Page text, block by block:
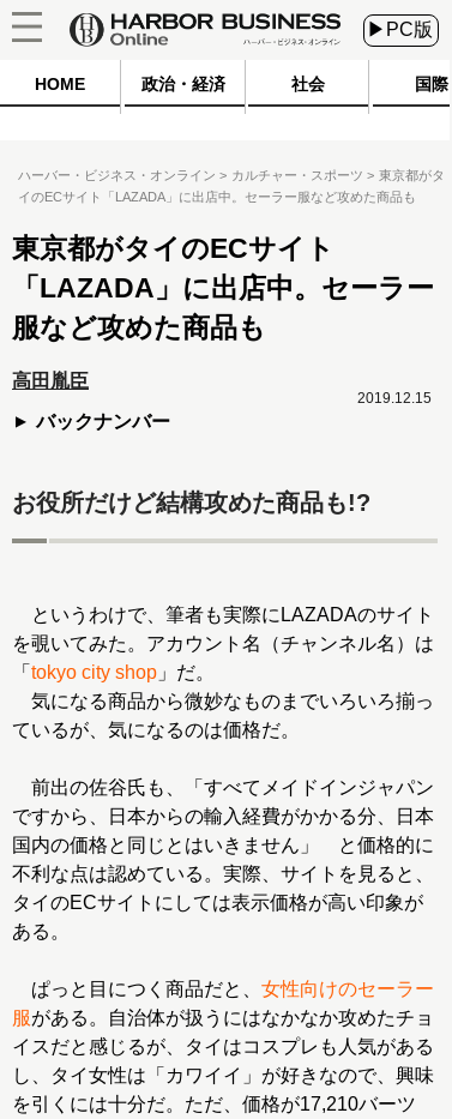
▶PC版
HOME 政治・経済 社会 国際
ハーバー・ビジネス・オンライン カルチャー・スポーツ
東京都がタ
イのECサイト「LAZADA」に出店中。セーラー服など攻めた商品も
東京都がタイのECサイト
「LAZADA」に出店中。セーラー
服など攻めた商品も
高田胤臣
バックナンバー
2019.12.15
お役所だけど結構攻めた商品も!?
というわけで、筆者も実際にLAZADAのサイト
を覗いてみた。アカウント名（チャンネル名）は
「 tokyo city shop 」だ。
気になる商品から微妙なものまでいろいろ揃っ
ているが、気になるのは価格だ。
前出の佐谷氏も、「すべてメイドインジャパン
ですから、日本からの輸入経費がかかる分、日本
国内の価格と同じとはいきません」 と価格的に
不利な点は認めている。実際、サイトを見ると、
タイのECサイトにしては表示価格が高い印象が
ある。
ぱっと目につく商品だと、 女性向けのセーラー
服がある。自治体が扱うにはなかなか攻めたチョ
イスだと感じるが、タイはコスプレも人気がある
し、タイ女性は「カワイイ」が好きなので、興味
を引くには十分だ。ただ、価格が17,210バーツ